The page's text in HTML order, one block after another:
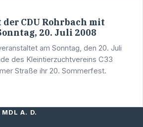
der CDU Rohrbach mit
20. Juli 2008
am Sonntag, den 20. Juli
des Kleintierzuchtvereins C33
Straße ihr 20. Sommerfest.
MDL A. D.